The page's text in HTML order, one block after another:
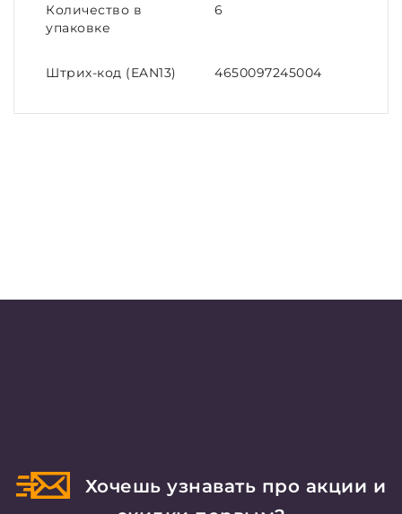
Количество в
упаковке
6
Штрих-код (EAN13) 4650097245004
Хочешь узнавать про акции и